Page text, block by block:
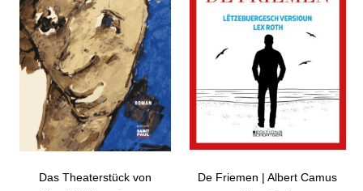
Das Theaterstück von
De Friemen | Albert Camus